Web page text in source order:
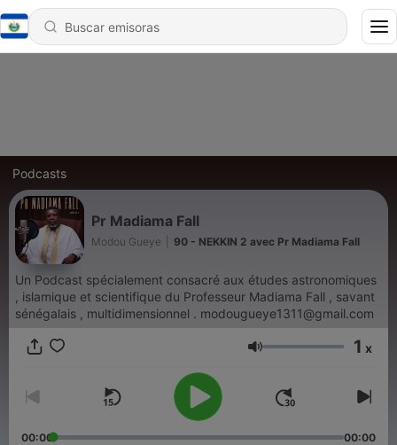
Podcasts
Pr Madiama Fall
Modou Gueye 90 - NEKKIN 2 avec Pr Madiama Fall
Un Podcast spécialement consacré aux études astronomiques
, islamique et scientifique du Professeur Madiama Fall , savant
sénégalais , multidimensionnel . modougueye1311@gmail.com
Volumen 1 x
00:00 00:00